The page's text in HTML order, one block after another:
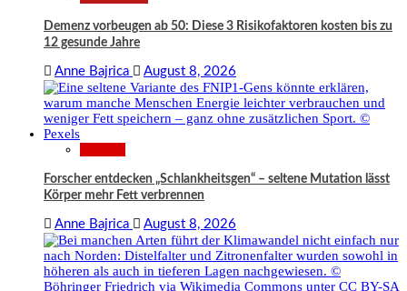
Demenz vorbeugen ab 50: Diese 3 Risikofaktoren kosten bis zu
12 gesunde Jahre
Anne Bajrica August 8, 2026
Forscher entdecken „Schlankheitsgen“ – seltene Mutation lässt
Körper mehr Fett verbrennen
Anne Bajrica August 8, 2026